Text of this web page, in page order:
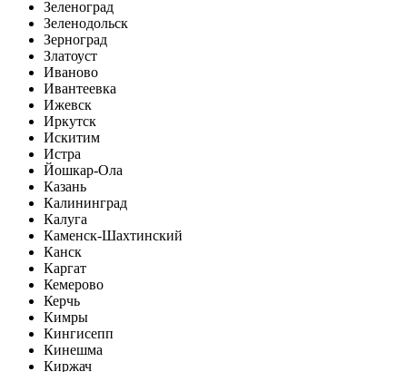
Зеленоград
Зеленодольск
Зерноград
Златоуст
Иваново
Ивантеевка
Ижевск
Иркутск
Искитим
Истра
Йошкар-Ола
Казань
Калининград
Калуга
Каменск-Шахтинский
Канск
Каргат
Кемерово
Керчь
Кимры
Кингисепп
Кинешма
Киржач